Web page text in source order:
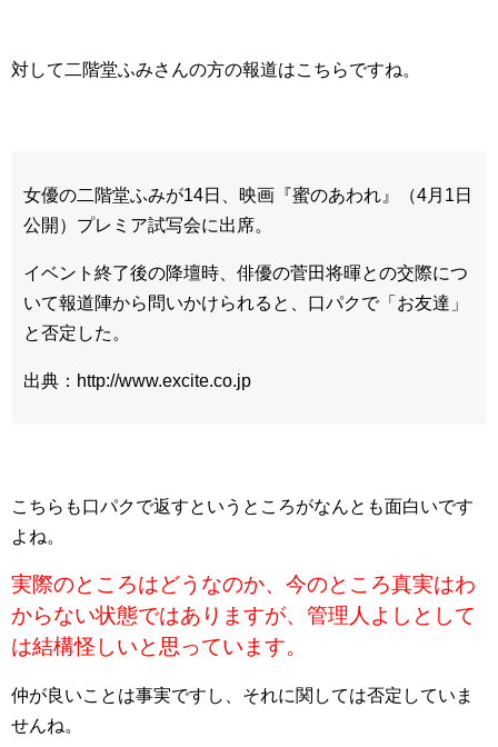
対して二階堂ふみさんの方の報道はこちらですね。
女優の二階堂ふみが14日、映画『蜜のあわれ』（4月1日
公開）プレミア試写会に出席。
イベント終了後の降壇時、俳優の菅田将暉との交際につ
いて報道陣から問いかけられると、口パクで「お友達」
と否定した。
出典：http://www.excite.co.jp
こちらも口パクで返すというところがなんとも面白いです
よね。
実際のところはどうなのか、今のところ真実はわ
からない状態ではありますが、管理人よしとして
は結構怪しいと思っています。
仲が良いことは事実ですし、それに関しては否定していま
せんね。